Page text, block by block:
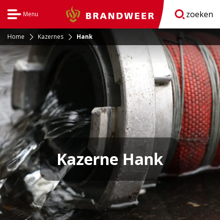
Menu Brandweer zoeken
Home Kazernes Hank
Kazerne Hank